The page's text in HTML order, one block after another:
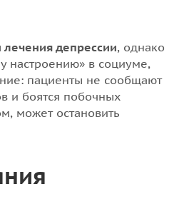
депрессии, однако
настроению» в социуме,
пациенты не сообщают
и боятся побочных
может остановить